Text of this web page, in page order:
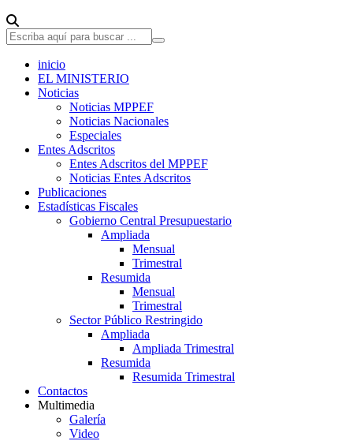
inicio
EL MINISTERIO
Noticias
Noticias MPPEF
Noticias Nacionales
Especiales
Entes Adscritos
Entes Adscritos del MPPEF
Noticias Entes Adscritos
Publicaciones
Estadísticas Fiscales
Gobierno Central Presupuestario
Ampliada
Mensual
Trimestral
Resumida
Mensual
Trimestral
Sector Público Restringido
Ampliada
Ampliada Trimestral
Resumida
Resumida Trimestral
Contactos
Multimedia
Galería
Video